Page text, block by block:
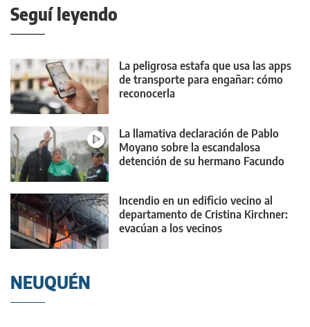
Seguí leyendo
La peligrosa estafa que usa las apps
de transporte para engañar: cómo
reconocerla
La llamativa declaración de Pablo
Moyano sobre la escandalosa
detención de su hermano Facundo
Incendio en un edificio vecino al
departamento de Cristina Kirchner:
evacúan a los vecinos
NEUQUÉN